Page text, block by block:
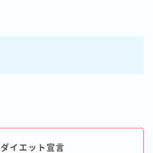
ダイエット宣言